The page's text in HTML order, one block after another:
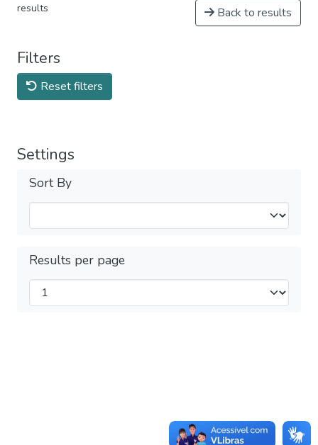
results Back to results
Filters
Reset filters
Settings
Sort By
Results per page